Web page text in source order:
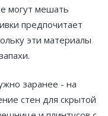
могут мешать
предпочитает
эти материалы
заранее - на
стен для скрытой